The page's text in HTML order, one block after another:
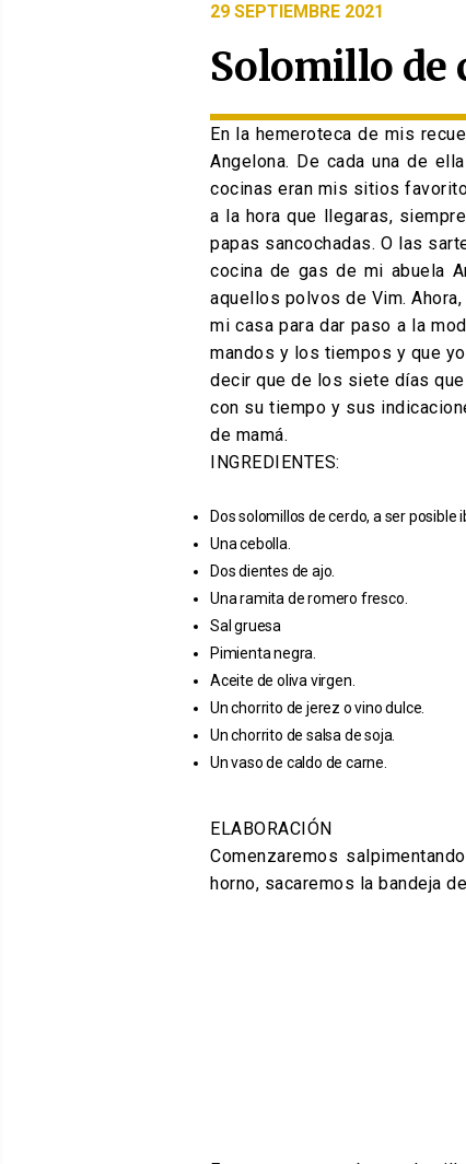
PUBLICADO
29 SEPTIEMBRE 2021
Solomillo de
En la hemeroteca de mis
Angelona. De cada una de
cocinas eran mis sitios
a la hora que llegaras,
papas sancochadas. O las
cocina de gas de mi abuela
aquellos polvos de Vim.
mi casa para dar paso a la
mandos y los tiempos y que
decir que de los siete días
con su tiempo y sus
de mamá.
INGREDIENTES:
Dos solomillos de cerdo, a ser posible
Una cebolla.
Dos dientes de ajo.
Una ramita de romero fresco.
Sal gruesa
Pimienta negra.
Aceite de oliva virgen.
Un chorrito de jerez o vino dulce.
Un chorrito de salsa de soja.
Un vaso de caldo de carne.
ELABORACIÓN
Comenzaremos
horno, sacaremos la bandeja